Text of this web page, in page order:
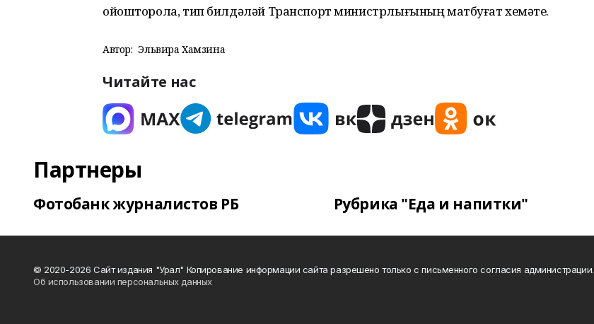
ойошторола, тип билдәләй Транспорт министрлығының матбуғат хеҙмәте.
Автор: Эльвира Хамзина
Читайте нас
Партнеры
Фотобанк журналистов РБ Рубрика "Еда и напитки"
© 2020-2026 Сайт издания "Урал" Копирование информации сайта разрешено только с письменного согласия администрации.
Об использовании персональных данных